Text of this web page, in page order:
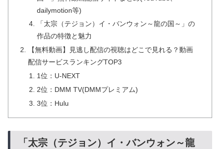
dailymotion等)
「太宗（テジョン）イ・バンウォン～龍の国～」の
作品の特徴と魅力
【無料動画】見逃し配信の視聴はどこで見れる？動画
配信サービスランキングTOP3
1位：U-NEXT
2位：DMM TV(DMMプレミアム)
3位：Hulu
「太宗（テジョン）イ・バンウォン～龍